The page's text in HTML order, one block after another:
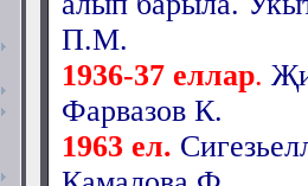
П.М.
1936-37 еллар.
Фарвазов К.
1963 ел.